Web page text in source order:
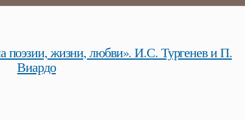
поэзии, жизни, любви». И.С. Тургенев и П.
Виардо
поэзии, жизни, любви». и.с. тургенев и п. виардо